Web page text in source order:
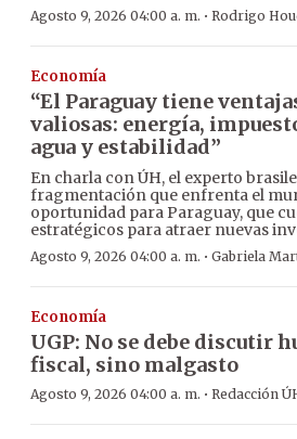
Agosto 9, 2026 04:00 a. m. · Rodrigo
Economía
“El Paraguay tiene
valiosas: energía,
agua y estabilidad”
En charla con ÚH, el experto
fragmentación que enfrenta el
oportunidad para Paraguay, que
estratégicos para atraer nuevas
Agosto 9, 2026 04:00 a. m. · Gabriela
Economía
UGP: No se debe discutir
fiscal, sino malgasto
Agosto 9, 2026 04:00 a. m. · Redacción